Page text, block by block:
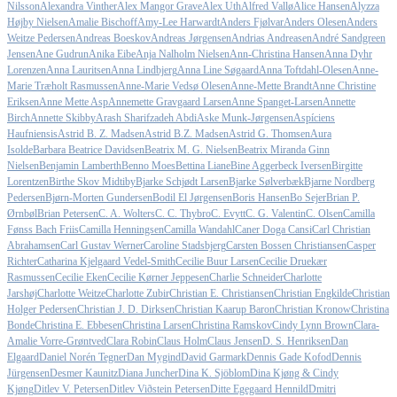
NilssonAlexandra VintherAlex Mangor GraveAlex UthAlfred ValløAlice HansenAlyzza
Højby NielsenAmalie BischoffAmy-Lee HarwardtAnders FjølvarAnders OlesenAnders
Weitze PedersenAndreas BoeskovAndreas JørgensenAndrias AndreasenAndré Sandgreen
JensenAne GudrunAnika EibeAnja Nalholm NielsenAnn-Christina HansenAnna Dyhr
LorenzenAnna LauritsenAnna LindbjergAnna Line SøgaardAnna Toftdahl-OlesenAnne-
Marie Træholt RasmussenAnne-Marie Vedsø OlesenAnne-Mette BrandtAnne Christine
EriksenAnne Mette AspAnnemette Gravgaard LarsenAnne Spanget-LarsenAnnette
BirchAnnette SkibbyArash Sharifzadeh AbdiAske Munk-JørgensenAspíciens
HaufniensisAstrid B. Z. MadsenAstrid B.Z. MadsenAstrid G. ThomsenAura
IsoldeBarbara Beatrice DavidsenBeatrix M. G. NielsenBeatrix Miranda Ginn
NielsenBenjamin LamberthBenno MoesBettina LianeBine Aggerbeck IversenBirgitte
LorentzenBirthe Skov MidtibyBjarke Schjødt LarsenBjarke SølverbækBjarne Nordberg
PedersenBjørn-Morten GundersenBodil El JørgensenBoris HansenBo SejerBrian P.
ØrnbølBrian PetersenC. A. WoltersC. C. ThybroC. EvyttC. G. ValentinC. OlsenCamilla
Fønss Bach FriisCamilla HenningsenCamilla WandahlCaner Doga CansiCarl Christian
AbrahamsenCarl Gustav WernerCaroline StadsbjergCarsten Bossen ChristiansenCasper
RichterCatharina Kjelgaard Vedel-SmithCecilie Buur LarsenCecilie Druekær
RasmussenCecilie EkenCecilie Kørner JeppesenCharlie SchneiderCharlotte
JarshøjCharlotte WeitzeCharlotte ZubirChristian E. ChristiansenChristian EngkildeChristian
Holger PedersenChristian J. D. DirksenChristian Kaarup BaronChristian KronowChristina
BondeChristina E. EbbesenChristina LarsenChristina RamskovCindy Lynn BrownClara-
Amalie Vorre-GrøntvedClara RobinClaus HolmClaus JensenD. S. HenriksenDan
ElgaardDaniel Norén TegnerDan MygindDavid GarmarkDennis Gade KofodDennis
JürgensenDesmer KaunitzDiana JuncherDina K. SjöblomDina Kjøng & Cindy
KjøngDitlev V. PetersenDitlev Viðstein PetersenDitte Egegaard HennildDmitri